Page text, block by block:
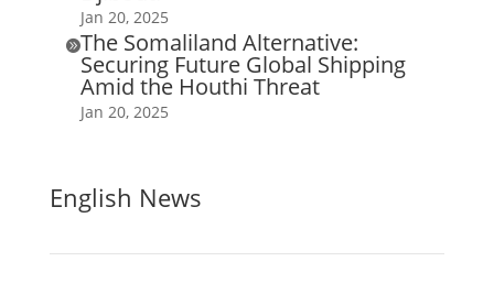
Jan 20, 2025
The Somaliland Alternative:
Securing Future Global Shipping
Amid the Houthi Threat
Jan 20, 2025
English News